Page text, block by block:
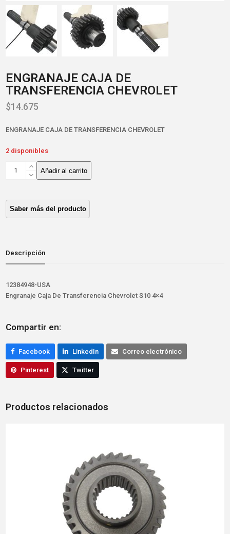
ENGRANAJE CAJA DE
TRANSFERENCIA CHEVROLET
$14.675
ENGRANAJE CAJA DE TRANSFERENCIA CHEVROLET
2 disponibles
ENGRANAJE
TRANSFERENCIA
CHEVROLET
cantidad
Añadir al carrito
Descripción
12384948-USA
Engranaje Caja De Transferencia Chevrolet S10 4×4
Compartir en:
Facebook LinkedIn Correo electrónico
Pinterest Twitter
Productos relacionados